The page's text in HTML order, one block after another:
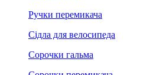
Ручки перемикача
Сідла для велосипеда
Сорочки гальма